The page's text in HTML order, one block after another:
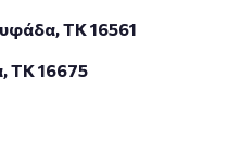
ΤΚ 16561
ΤΚ 16675